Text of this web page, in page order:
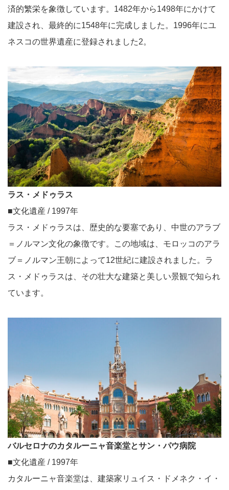
済的繁栄を象徴しています。1482年から1498年にかけて
建設され、最終的に1548年に完成しました。1996年にユ
ネスコの世界遺産に登録されました2。
ラス・メドゥラス
■文化遺産 / 1997年
ラス・メドゥラスは、歴史的な要塞であり、中世のアラブ
＝ノルマン文化の象徴です。この地域は、モロッコのアラ
ブ＝ノルマン王朝によって12世紀に建設されました。ラ
ス・メドゥラスは、その壮大な建築と美しい景観で知られ
ています。
バルセロナのカタルーニャ音楽堂とサン・パウ病院
■文化遺産 / 1997年
カタルーニャ音楽堂は、建築家リュイス・ドメネク・イ・